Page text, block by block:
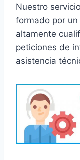
Nuestro
formado por
altamente
peticiones de
asistencia